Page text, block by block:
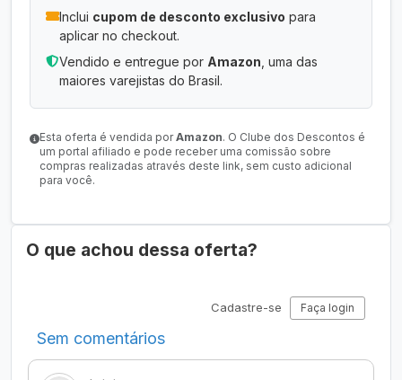
Inclui cupom de desconto exclusivo para
aplicar no checkout.
Vendido e entregue por Amazon , uma das
maiores varejistas do Brasil.
Esta oferta é vendida porAmazon. O Clube dos Descontos é
um portal afiliado e pode receber uma comissão sobre
compras realizadas através deste link, sem custo adicional
para você.
O que achou dessa oferta?